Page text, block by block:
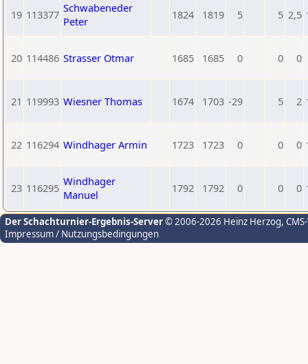
19 113377 Schwabeneder
Peter
1824 1819 5 5 2,5
20 114486 Strasser Otmar 1685 1685 0 0 0
21 119993 Wiesner Thomas 1674 1703 -29 5 2
22 116294 Windhager Armin 1723 1723 0 0 0
23 116295 Windhager
Manuel
1792 1792 0 0 0
Der Schachturnier-Ergebnis-Server© 2006-2026 Heinz Herzog,
Impressum / Nutzungsbedingungen